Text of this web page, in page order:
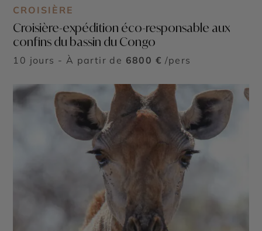
CROISIÈRE
Croisière-expédition éco-responsable aux
confins du bassin du Congo
10 jours - À partir de 6800 € /pers